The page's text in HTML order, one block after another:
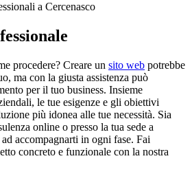
a Cercenasco
procedere? Creare un sito web potrebbe
ma con la giusta assistenza può
per il tuo business. Insieme
le tue esigenze e gli obiettivi
più idonea alle tue necessità. Sia
online o presso la tua sede a
accompagnarti in ogni fase. Fai
concreto e funzionale con la nostra